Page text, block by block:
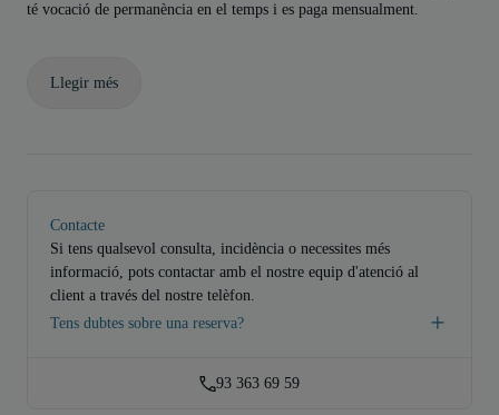
té vocació de permanència en el temps i es paga mensualment.
Llegir més
Contacte
Si tens qualsevol consulta, incidència o necessites més
informació, pots contactar amb el nostre equip d'atenció al
client a través del nostre telèfon.
Tens dubtes sobre una reserva?
93 363 69 59